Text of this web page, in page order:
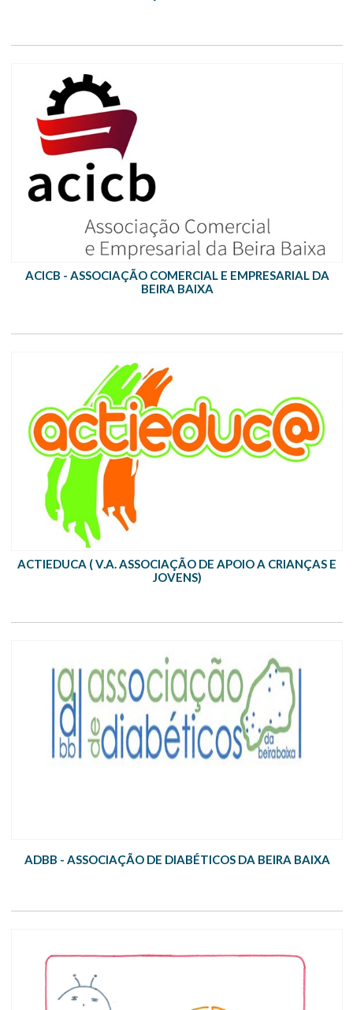
ACICB - ASSOCIAÇÃO COMERCIAL E EMPRESARIAL DA
BEIRA BAIXA
ACTIEDUCA ( V.A. ASSOCIAÇÃO DE APOIO A CRIANÇAS E
JOVENS)
ADBB - ASSOCIAÇÃO DE DIABÉTICOS DA BEIRA BAIXA